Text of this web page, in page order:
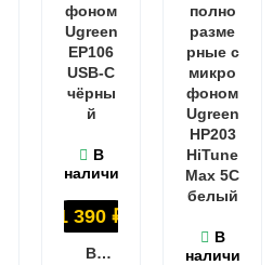
фоном
Ugreen
EP106
USB-C
чёрны
й
В
наличии
1 390 ₽
В КОРЗИНУ
полно
разме
рные с
микро
фоном
Ugreen
HP203
HiTune
Max 5C
белый
В
наличии